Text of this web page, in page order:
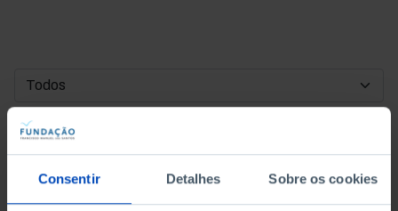
Consentir Detalhes Sobre os cookies
DATA DE INÍCIO
DATA DE FIM